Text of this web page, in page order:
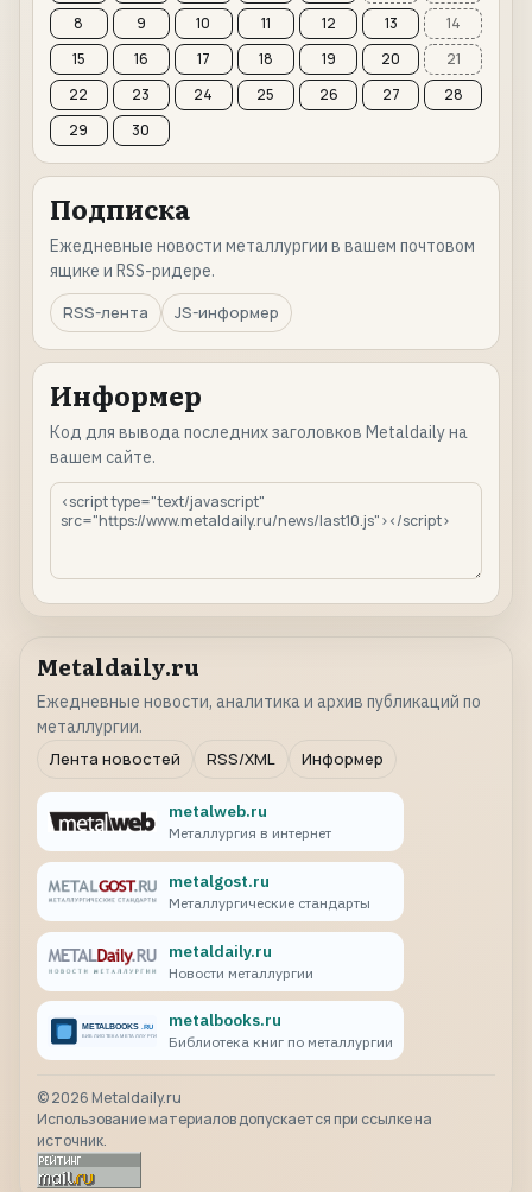
8
9 10 11 12 13
14
15
16 17 18 19 20
21
22
23 24 25 26 27
28
29
30
Подписка
Ежедневные новости металлургии в вашем почтовом
ящике и RSS-ридере.
RSS-лента
JS-информер
Информер
Код для вывода последних заголовков Metaldaily на
вашем сайте.
Metaldaily.ru
Ежедневные новости, аналитика и архив публикаций по
металлургии.
Лента новостей
RSS/XML Информер
metalweb.ru
Металлургия в интернет
metalgost.ru
Металлургические стандарты
metaldaily.ru
Новости металлургии
metalbooks.ru
Библиотека книг по металлургии
©2026 Metaldaily.ru
Использование материалов допускается при ссылке на
источник.